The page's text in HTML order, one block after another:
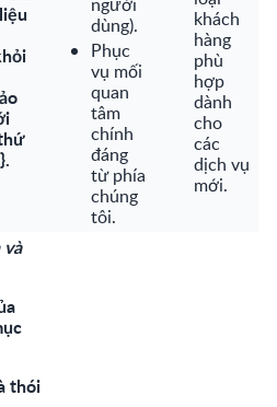
dùng).
Phục
vụ mối
quan
tâm
chính
đáng
từ phía
chúng
tôi.
khách
hàng
phù
hợp
dành
cho
các
dịch vụ
mới.
thói